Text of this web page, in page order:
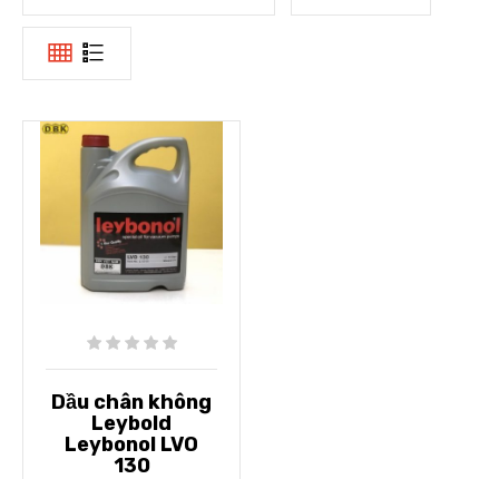
Dầu chân không
Leybold
Leybonol LVO
130